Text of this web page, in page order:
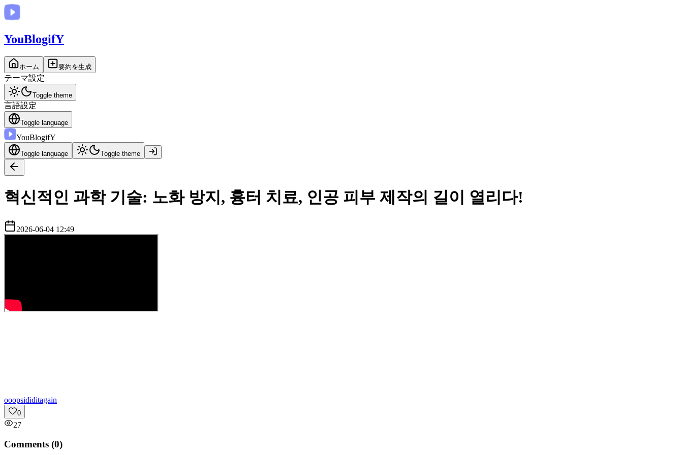
YouBlogifY
ホーム 要約を生成
テーマ設定
Toggle theme
言語設定
Toggle language
YouBlogifY
Toggle language Toggle theme
혁신적인 과학 기술: 노화 방지, 흉터 치료, 인공 피부 제작의 길이 열리다!
2026-06-04 12:49
ooopsididitagain
0
27
Comments (0)